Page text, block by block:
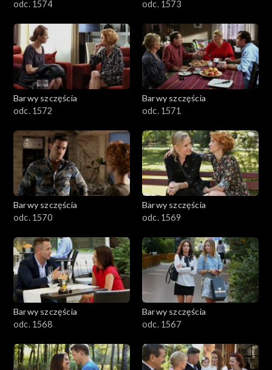
odc. 1574 odc. 1573
Barwy szczęścia
odc. 1572
Barwy szczęścia
odc. 1571
Barwy szczęścia
odc. 1570
Barwy szczęścia
odc. 1569
Barwy szczęścia
odc. 1568
Barwy szczęścia
odc. 1567